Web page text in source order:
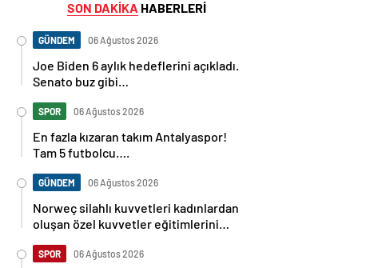
SON DAKİKA HABERLERİ
GÜNDEM 06 Ağustos 2026
Joe Biden 6 aylık hedeflerini açıkladı.
Senato buz gibi…
SPOR 06 Ağustos 2026
En fazla kızaran takım Antalyaspor!
Tam 5 futbolcu….
GÜNDEM 06 Ağustos 2026
Norweç silahlı kuvvetleri kadınlardan
oluşan özel kuvvetler eğitimlerini
SPOR 06 Ağustos 2026